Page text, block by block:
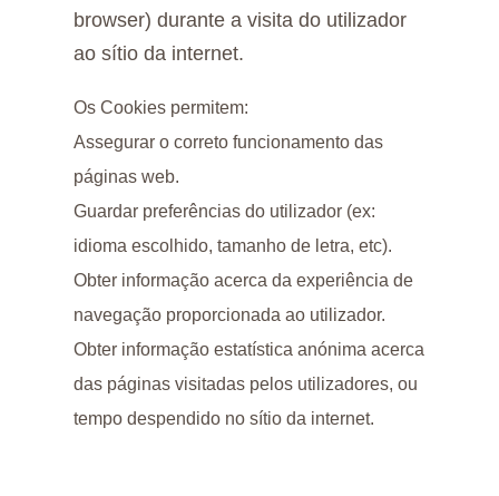
browser) durante a visita do utilizador
ao sítio da internet.
Os Cookies permitem:
Assegurar o correto funcionamento das
páginas web.
Guardar preferências do utilizador (ex:
idioma escolhido, tamanho de letra, etc).
Obter informação acerca da experiência de
navegação proporcionada ao utilizador.
Obter informação estatística anónima acerca
das páginas visitadas pelos utilizadores, ou
tempo despendido no sítio da internet.